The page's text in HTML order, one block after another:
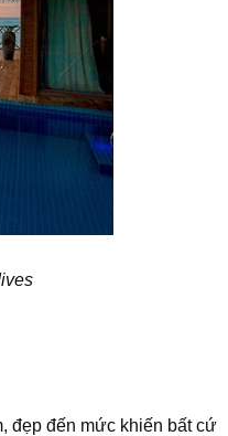
đẹp đến mức khiến bất cứ